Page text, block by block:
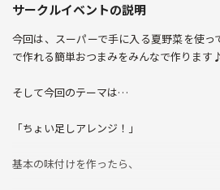
サークルイベントの説明
今回は、スーパーで手に入る夏野菜を使っ
で作れる簡単おつまみをみんなで作ります♪
そして今回のテーマは…
「ちょい足しアレンジ！」
基本の味付けを作ったら、